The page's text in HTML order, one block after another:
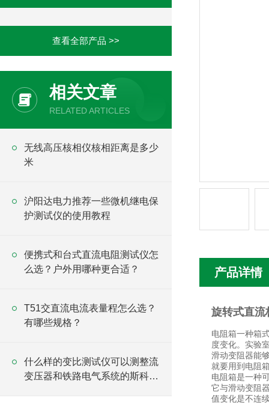
查看全部产品 >>
相关文章
RELATED ARTICLES
无线高压核相仪核相距离是多少
米
沪阳达电力推荐一些微机继电保
护测试仪的使用教程
便携式和台式直流电阻测试仪怎
么选？户外用哪种更合适？
T51交直流电流表量程怎么选？
有哪些规格？
什么样的变比测试仪可以测整流
变压器和铁路电气系统的斯科特
产品详情
旋转式直流
电阻箱一种箱
度变化。实验
滑动变阻器能
就要用到电阻
电阻箱是一种
它与滑动变阻
值变化是不连